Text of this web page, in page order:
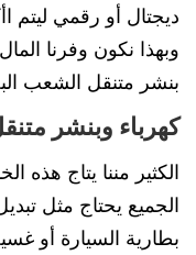
ديجتال أو رقمي
وبهذا نكون وفرنا
بنشر متنقل الشعب
كهرباء وبنشر
الكثير مننا يتاج
الجميع يحتاج مثل
بطارية السيارة أو